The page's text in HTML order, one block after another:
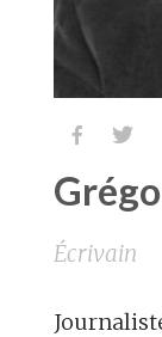
 
Écrivain